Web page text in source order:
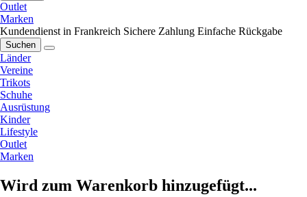
Outlet
Marken
Kundendienst in Frankreich Sichere Zahlung Einfache Rückgabe
Suchen
Länder
Vereine
Trikots
Schuhe
Ausrüstung
Kinder
Lifestyle
Outlet
Marken
Wird zum Warenkorb hinzugefügt...